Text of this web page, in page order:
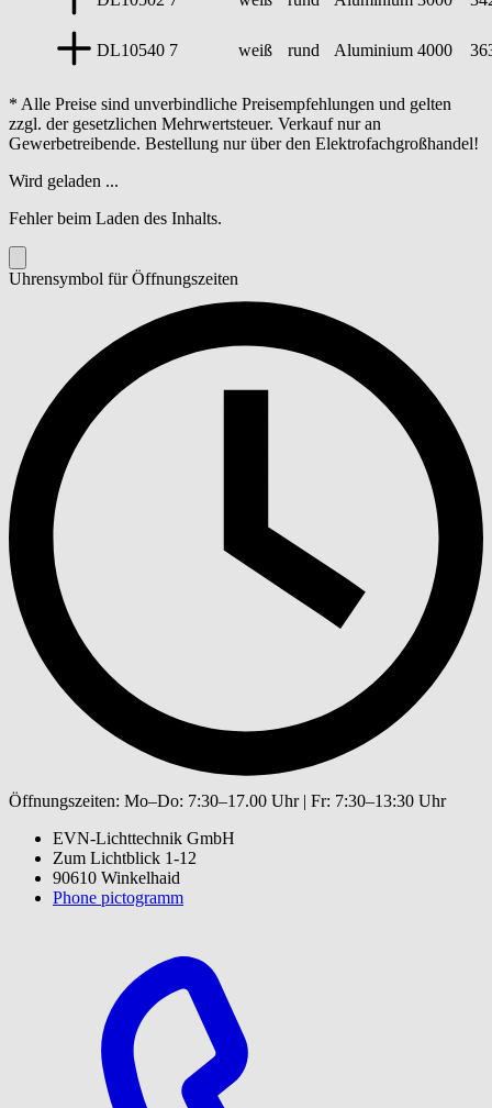
DL10540 7 weiß rund Aluminium 4000
* Alle Preise sind unverbindliche Preisempfehlungen und gelten
zzgl. der gesetzlichen Mehrwertsteuer. Verkauf nur an
Gewerbetreibende. Bestellung nur über den Elektrofachgroßhandel!
Wird geladen ...
Fehler beim Laden des Inhalts.
Uhrensymbol für Öffnungszeiten
Öffnungszeiten: Mo–Do: 7:30–17.00 Uhr | Fr: 7:30–13:30 Uhr
EVN-Lichttechnik GmbH
Zum Lichtblick 1-12
90610 Winkelhaid
Phone pictogramm